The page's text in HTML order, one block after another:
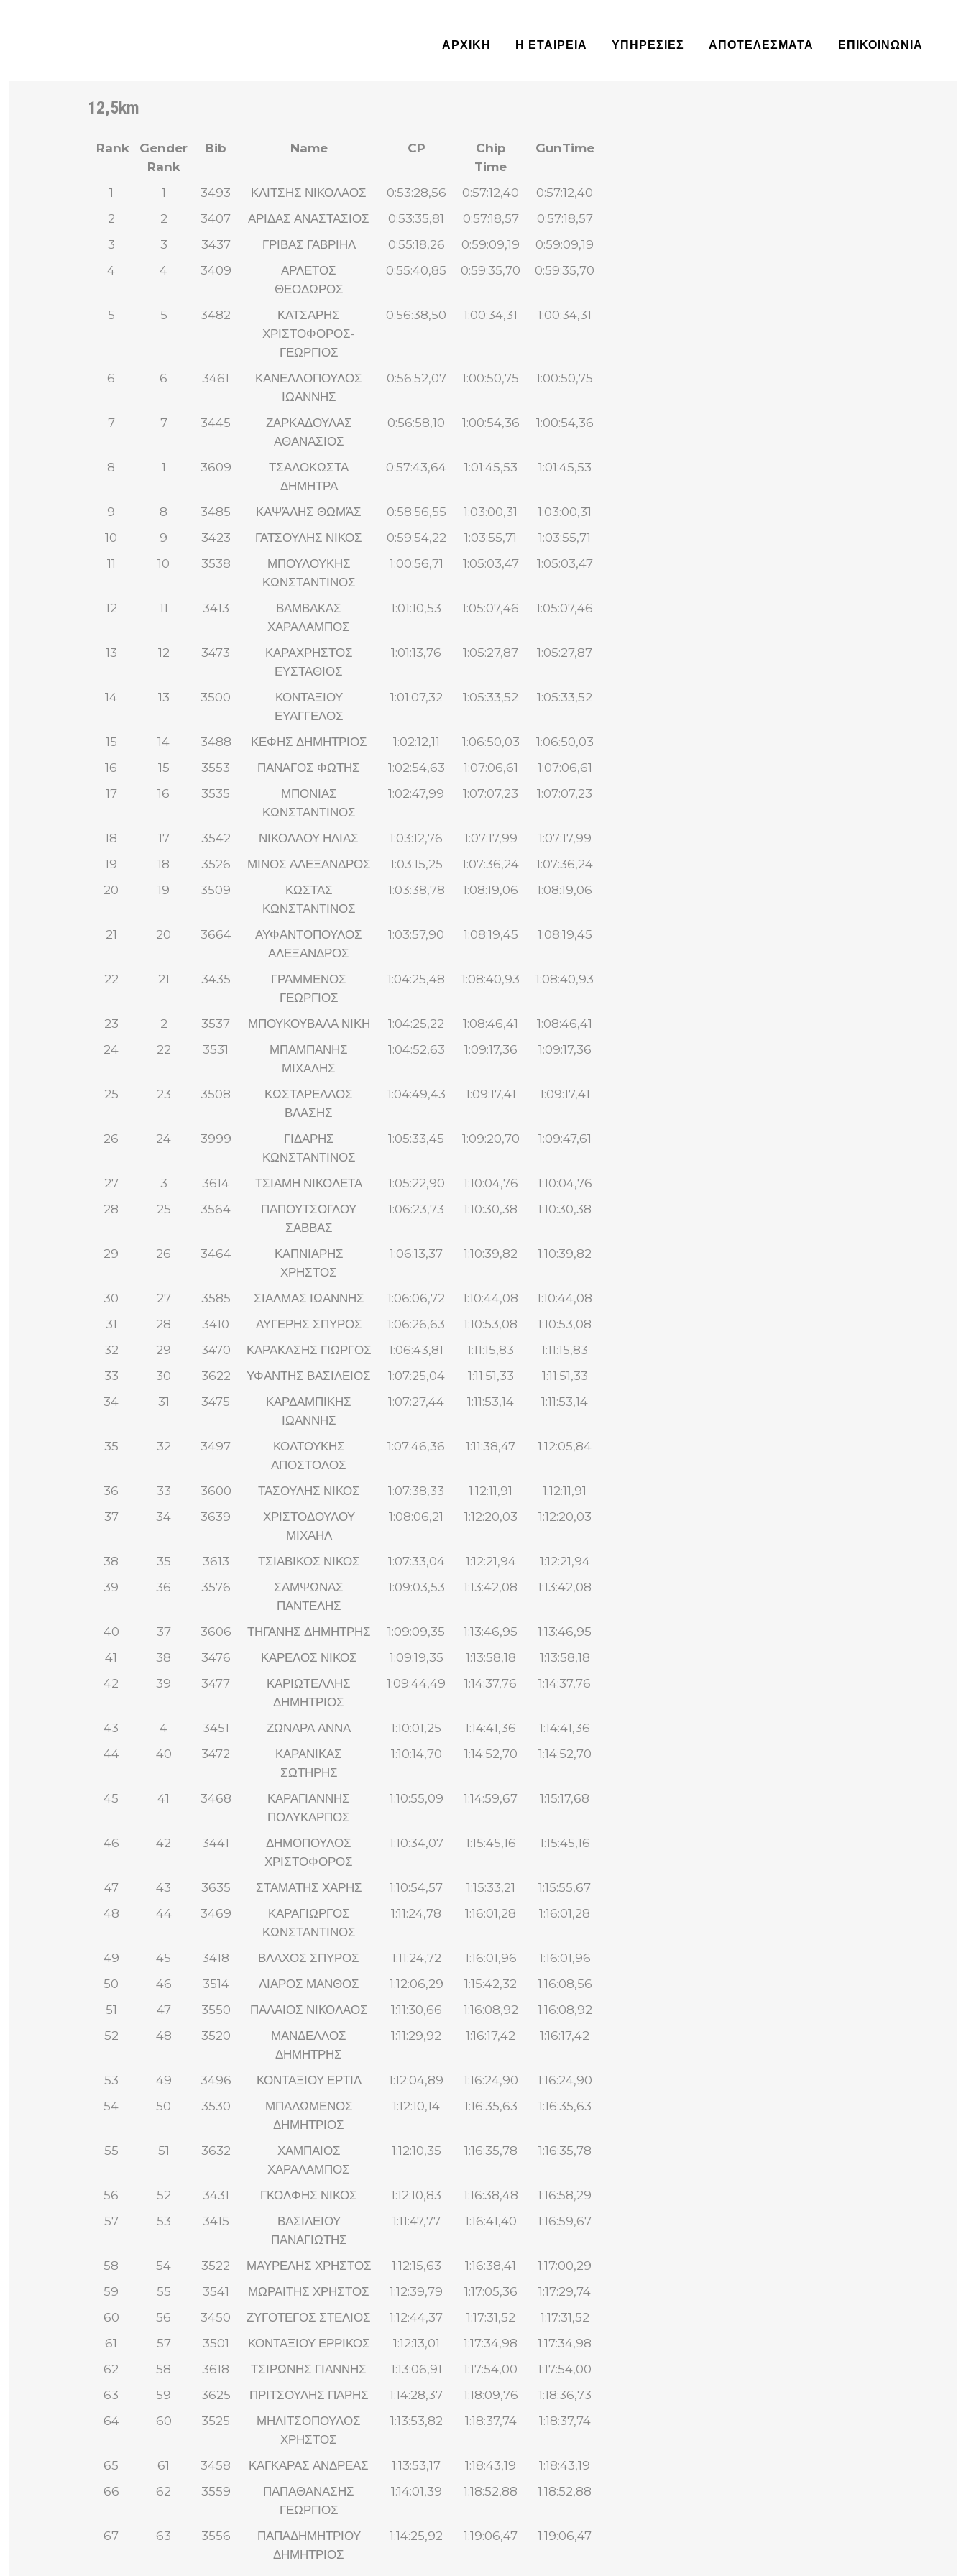
ΑΡΧΙΚΗ Η ΕΤΑΙΡΕΙΑ ΥΠΗΡΕΣΊΕΣ ΑΠΟΤΕΛΈΣΜΑΤΑ ΕΠΙΚΟΙΝΩΝΙΑ
12,5km
Rank
Gender
Rank
Bib Name CP
Chip
Time
GunTime
1 1 3493 ΚΛΙΤΣΗΣ ΝΙΚΟΛΑΟΣ 0:53:28,56 0:57:12,40
0:57:12,40
2
2 3407 ΑΡΙΔΑΣ ΑΝΑΣΤΑΣΙΟΣ 0:53:35,81 0:57:18,57
0:57:18,57
3
3 3437 ΓΡΙΒΑΣ ΓΑΒΡΙΗΛ 0:55:18,26 0:59:09,19
0:59:09,19
4
4 3409
ΑΡΛΕΤΟΣ
ΘΕΟΔΩΡΟΣ
0:55:40,85 0:59:35,70 0:59:35,70
5 5 3482
ΚΑΤΣΑΡΗΣ
ΧΡΙΣΤΟΦΟΡΟΣ-
ΓΕΩΡΓΙΟΣ
0:56:38,50 1:00:34,31 1:00:34,31
6 6 3461
ΚΑΝΕΛΛΟΠΟΥΛΟΣ
ΙΩΑΝΝΗΣ
0:56:52,07 1:00:50,75 1:00:50,75
7 7 3445
ΖΑΡΚΑΔΟΥΛΑΣ
ΑΘΑΝΑΣΙΟΣ
0:56:58,10 1:00:54,36 1:00:54,36
8 1 3609
ΤΣΑΛΟΚΩΣΤΑ
ΔΗΜΗΤΡΑ
0:57:43,64 1:01:45,53 1:01:45,53
9 8 3485 ΚΑΨΆΛΗΣ ΘΩΜΆΣ 0:58:56,55 1:03:00,31
1:03:00,31
10
9 3423 ΓΑΤΣΟΥΛΗΣ ΝΙΚΟΣ 0:59:54,22 1:03:55,71
1:03:55,71
11
10 3538
ΜΠΟΥΛΟΥΚΗΣ
ΚΩΝΣΤΑΝΤΙΝΟΣ
1:00:56,71 1:05:03,47 1:05:03,47
12 11 3413
ΒΑΜΒΑΚΑΣ
ΧΑΡΑΛΑΜΠΟΣ
1:01:10,53 1:05:07,46 1:05:07,46
13 12 3473
ΚΑΡΑΧΡΗΣΤΟΣ
ΕΥΣΤΑΘΙΟΣ
1:01:13,76 1:05:27,87 1:05:27,87
14 13 3500
ΚΟΝΤΑΞΙΟΥ
ΕΥΑΓΓΕΛΟΣ
1:01:07,32 1:05:33,52 1:05:33,52
15 14 3488 ΚΕΦΗΣ ΔΗΜΗΤΡΙΟΣ 1:02:12,11 1:06:50,03
1:06:50,03
16
15 3553 ΠΑΝΑΓΟΣ ΦΩΤΗΣ 1:02:54,63 1:07:06,61
1:07:06,61
17
16 3535
ΜΠΟΝΙΑΣ
ΚΩΝΣΤΑΝΤΙΝΟΣ
1:02:47,99 1:07:07,23 1:07:07,23
18 17 3542 ΝΙΚΟΛΑΟΥ ΗΛΙΑΣ 1:03:12,76 1:07:17,99
1:07:17,99
19
18 3526 ΜΙΝΟΣ ΑΛΕΞΑΝΔΡΟΣ 1:03:15,25 1:07:36,24
1:07:36,24
20
19 3509
ΚΩΣΤΑΣ
ΚΩΝΣΤΑΝΤΙΝΟΣ
1:03:38,78 1:08:19,06 1:08:19,06
21 20 3664
ΑΥΦΑΝΤΟΠΟΥΛΟΣ
ΑΛΕΞΑΝΔΡΟΣ
1:03:57,90 1:08:19,45 1:08:19,45
22 21 3435
ΓΡΑΜΜΕΝΟΣ
ΓΕΩΡΓΙΟΣ
1:04:25,48 1:08:40,93 1:08:40,93
23 2 3537 ΜΠΟΥΚΟΥΒΑΛΑ ΝΙΚΗ 1:04:25,22 1:08:46,41
1:08:46,41
24
22 3531
ΜΠΑΜΠΑΝΗΣ
ΜΙΧΑΛΗΣ
1:04:52,63 1:09:17,36 1:09:17,36
25 23 3508
ΚΩΣΤΑΡΕΛΛΟΣ
ΒΛΑΣΗΣ
1:04:49,43 1:09:17,41 1:09:17,41
26 24 3999
ΓΙΔΑΡΗΣ
ΚΩΝΣΤΑΝΤΙΝΟΣ
1:05:33,45 1:09:20,70 1:09:47,61
27 3 3614 ΤΣΙΑΜΗ ΝΙΚΟΛΕΤΑ 1:05:22,90 1:10:04,76
1:10:04,76
28
25 3564
ΠΑΠΟΥΤΣΟΓΛΟΥ
ΣΑΒΒΑΣ
1:06:23,73 1:10:30,38 1:10:30,38
29 26 3464
ΚΑΠΝΙΑΡΗΣ
ΧΡΗΣΤΟΣ
1:06:13,37 1:10:39,82 1:10:39,82
30 27 3585 ΣΙΑΛΜΑΣ ΙΩΑΝΝΗΣ 1:06:06,72 1:10:44,08
1:10:44,08
31
28 3410 ΑΥΓΕΡΗΣ ΣΠΥΡΟΣ 1:06:26,63 1:10:53,08
1:10:53,08
32
29 3470 ΚΑΡΑΚΑΣΗΣ ΓΙΩΡΓΟΣ 1:06:43,81 1:11:15,83
1:11:15,83
33
30 3622 ΥΦΑΝΤΗΣ ΒΑΣΙΛΕΙΟΣ 1:07:25,04 1:11:51,33
1:11:51,33
34
31 3475
ΚΑΡΔΑΜΠΙΚΗΣ
ΙΩΑΝΝΗΣ
1:07:27,44 1:11:53,14 1:11:53,14
35 32 3497
ΚΟΛΤΟΥΚΗΣ
ΑΠΟΣΤΟΛΟΣ
1:07:46,36 1:11:38,47 1:12:05,84
36 33 3600 ΤΑΣΟΥΛΗΣ ΝΙΚΟΣ 1:07:38,33 1:12:11,91
1:12:11,91
37
34 3639
ΧΡΙΣΤΟΔΟΥΛΟΥ
ΜΙΧΑΗΛ
1:08:06,21 1:12:20,03 1:12:20,03
38 35 3613 ΤΣΙΑΒΙΚΟΣ ΝΙΚΟΣ 1:07:33,04 1:12:21,94
1:12:21,94
39
36 3576
ΣΑΜΨΩΝΑΣ
ΠΑΝΤΕΛΗΣ
1:09:03,53 1:13:42,08 1:13:42,08
40 37 3606 ΤΗΓΑΝΗΣ ΔΗΜΗΤΡΗΣ 1:09:09,35 1:13:46,95
1:13:46,95
41
38 3476 ΚΑΡΕΛΟΣ ΝΙΚΟΣ 1:09:19,35 1:13:58,18
1:13:58,18
42
39 3477
ΚΑΡΙΩΤΕΛΛΗΣ
ΔΗΜΗΤΡΙΟΣ
1:09:44,49 1:14:37,76 1:14:37,76
43 4 3451 ΖΩΝΑΡΑ ΑΝΝΑ 1:10:01,25 1:14:41,36
1:14:41,36
44
40 3472
ΚΑΡΑΝΙΚΑΣ
ΣΩΤΗΡΗΣ
1:10:14,70 1:14:52,70 1:14:52,70
45 41 3468
ΚΑΡΑΓΙΑΝΝΗΣ
ΠΟΛΥΚΑΡΠΟΣ
1:10:55,09 1:14:59,67 1:15:17,68
46 42 3441
ΔΗΜΟΠΟΥΛΟΣ
ΧΡΙΣΤΟΦΟΡΟΣ
1:10:34,07 1:15:45,16 1:15:45,16
47 43 3635 ΣΤΑΜΑΤΗΣ ΧΑΡΗΣ 1:10:54,57 1:15:33,21
1:15:55,67
48
44 3469
ΚΑΡΑΓΙΩΡΓΟΣ
ΚΩΝΣΤΑΝΤΙΝΟΣ
1:11:24,78 1:16:01,28 1:16:01,28
49 45 3418 ΒΛΑΧΟΣ ΣΠΥΡΟΣ 1:11:24,72 1:16:01,96
1:16:01,96
50
46 3514 ΛΙΑΡΟΣ ΜΑΝΘΟΣ 1:12:06,29 1:15:42,32
1:16:08,56
51
47 3550 ΠΑΛΑΙΟΣ ΝΙΚΟΛΑΟΣ 1:11:30,66 1:16:08,92
1:16:08,92
52
48 3520
ΜΑΝΔΕΛΛΟΣ
ΔΗΜΗΤΡΗΣ
1:11:29,92 1:16:17,42 1:16:17,42
53 49 3496 ΚΟΝΤΑΞΙΟΥ ΕΡΤΙΛ 1:12:04,89 1:16:24,90
1:16:24,90
54
50 3530
ΜΠΑΛΩΜΕΝΟΣ
ΔΗΜΗΤΡΙΟΣ
1:12:10,14 1:16:35,63 1:16:35,63
55 51 3632
ΧΑΜΠΑΙΟΣ
ΧΑΡΑΛΑΜΠΟΣ
1:12:10,35 1:16:35,78 1:16:35,78
56 52 3431 ΓΚΟΛΦΗΣ ΝΙΚΟΣ 1:12:10,83 1:16:38,48
1:16:58,29
57
53 3415
ΒΑΣΙΛΕΙΟΥ
ΠΑΝΑΓΙΩΤΗΣ
1:11:47,77 1:16:41,40 1:16:59,67
58 54 3522 ΜΑΥΡΕΛΗΣ ΧΡΗΣΤΟΣ 1:12:15,63 1:16:38,41
1:17:00,29
59
55 3541 ΜΩΡΑΙΤΗΣ ΧΡΗΣΤΟΣ 1:12:39,79 1:17:05,36
1:17:29,74
60
56 3450 ΖΥΓΟΤΕΓΟΣ ΣΤΕΛΙΟΣ 1:12:44,37 1:17:31,52
1:17:31,52
61
57 3501 ΚΟΝΤΑΞΙΟΥ ΕΡΡΙΚΟΣ 1:12:13,01 1:17:34,98
1:17:34,98
62
58 3618 ΤΣΙΡΩΝΗΣ ΓΙΑΝΝΗΣ 1:13:06,91 1:17:54,00
1:17:54,00
63
59 3625 ΠΡΙΤΣΟΥΛΗΣ ΠΑΡΗΣ 1:14:28,37 1:18:09,76
1:18:36,73
64
60 3525
ΜΗΛΙΤΣΟΠΟΥΛΟΣ
ΧΡΗΣΤΟΣ
1:13:53,82 1:18:37,74 1:18:37,74
65 61 3458 ΚΑΓΚΑΡΑΣ ΑΝΔΡΕΑΣ 1:13:53,17 1:18:43,19
1:18:43,19
66
62 3559
ΠΑΠΑΘΑΝΑΣΗΣ
ΓΕΩΡΓΙΟΣ
1:14:01,39 1:18:52,88 1:18:52,88
67 63 3556
ΠΑΠΑΔΗΜΗΤΡΙΟΥ
ΔΗΜΗΤΡΙΟΣ
1:14:25,92 1:19:06,47 1:19:06,47